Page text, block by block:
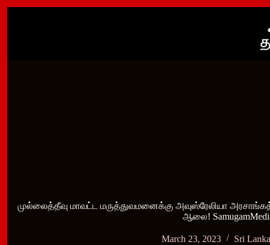
முல்லைத்தீவு மாவட்ட மருத்துவமனைக்கு அவுஸ்ரேலியா
ஆலை!
March 23, 2023 Sri